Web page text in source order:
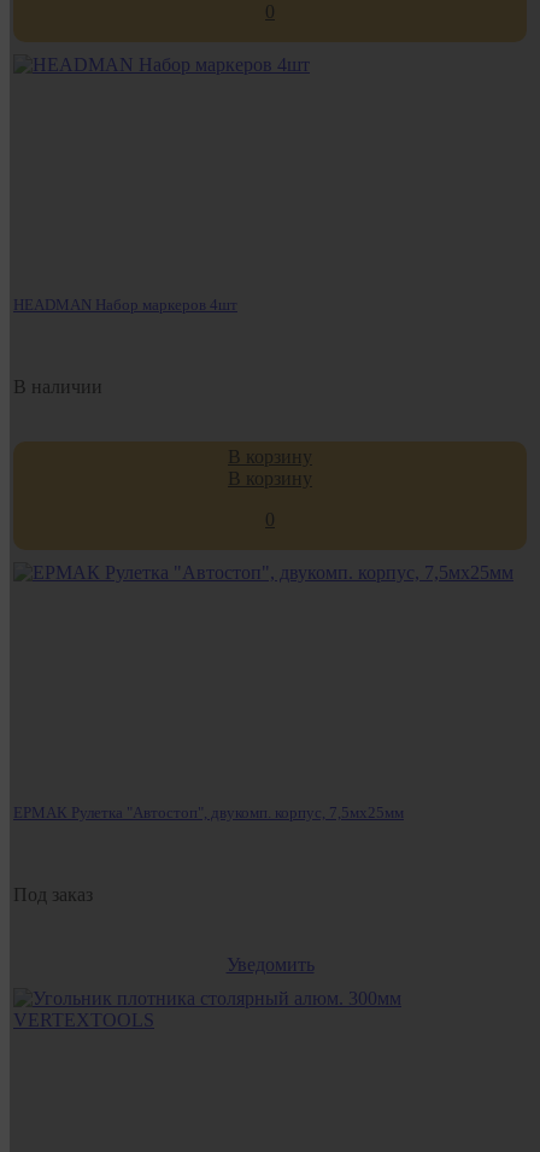
0
HEADMAN Набор маркеров 4шт
В наличии
В корзину
В корзину
0
ЕРМАК Рулетка "Автостоп", двукомп. корпус, 7,5мх25мм
Под заказ
Уведомить